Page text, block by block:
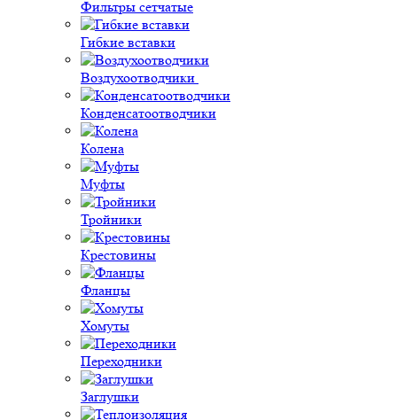
Фильтры сетчатые
Гибкие вставки
Воздухоотводчики
Конденсатоотводчики
Колена
Муфты
Тройники
Крестовины
Фланцы
Хомуты
Переходники
Заглушки